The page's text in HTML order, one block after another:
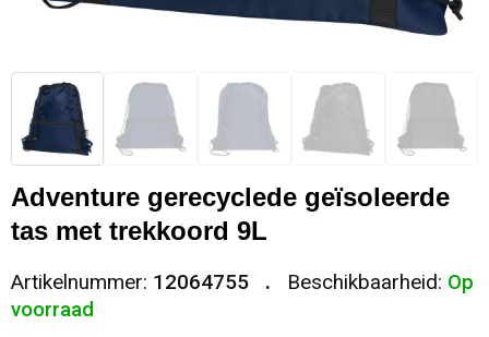
Snoepgoed
Spellen voor binnen en buiten
Sport
Veiligheid, Auto en Fiets
Papieren tassen
Heuptassen
Fietstassen
Matrozentassen
Polo's
Jassen
Ondergoed en Sokken
Broeken en Rokken
Jassen
T-Shirts
Adventure gerecyclede geïsoleerde
tas met trekkoord 9L
Artikelnummer: 12064755 Beschikbaarheid: Op
voorraad